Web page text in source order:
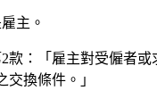
主。
2款：「雇主對受僱者
換條件。」